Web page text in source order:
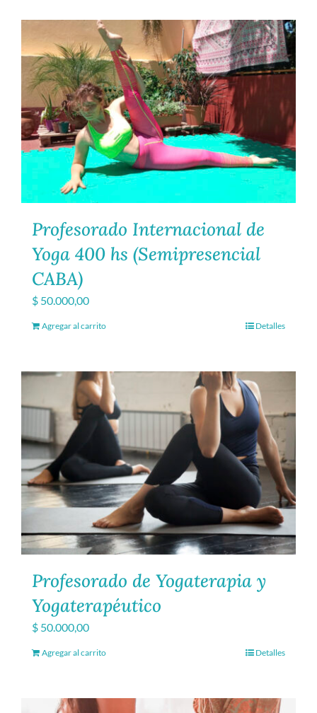
Profesorado Internacional de
Yoga 400 hs (Semipresencial
CABA)
$ 50.000,00
Agregar al carrito Detalles
Profesorado de Yogaterapia y
Yogaterapéutico
$ 50.000,00
Agregar al carrito Detalles